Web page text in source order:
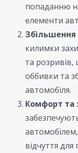
попаданню
елементи
Збільшення
килимки
та
оббивки та
автомобіля.
Комфорт та
відчуття для